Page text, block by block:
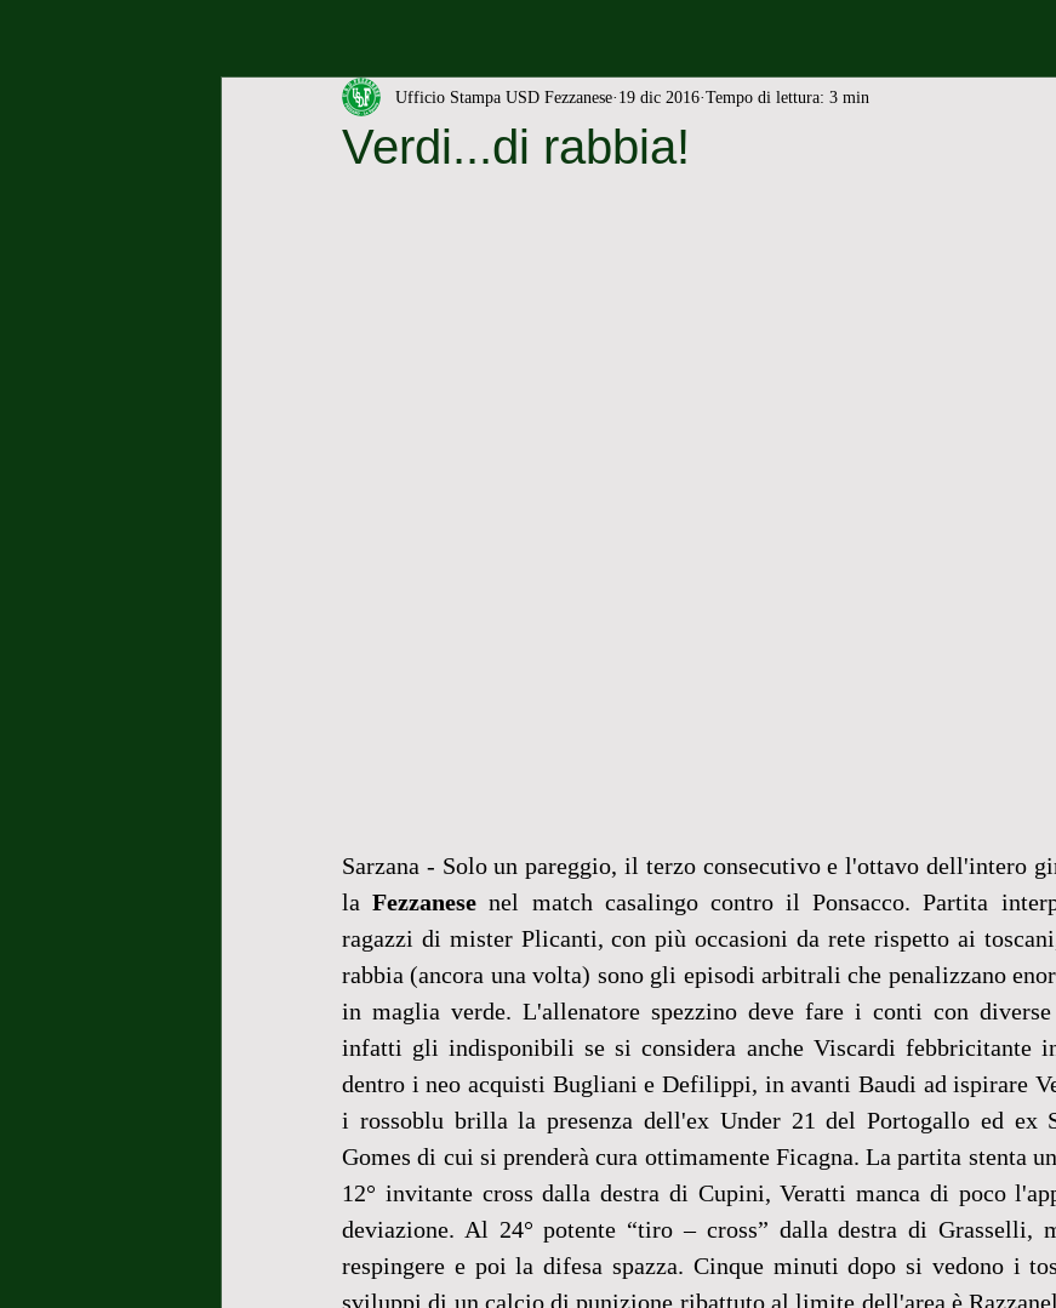
Verdi...di rabbia!
Ufficio Stampa USD Fezzanese 19 dic 2016 Tempo di lettura: 3 min
Sarzana - Solo un pareggio, il terzo consecutivo e l'ottavo dell'intero
la Fezzanese nel match casalingo contro il Ponsacco. Partita
ragazzi di mister Plicanti, con più occasioni da rete rispetto ai
rabbia (ancora una volta) sono gli episodi arbitrali che penalizzano
in maglia verde. L'allenatore spezzino deve fare i conti con diverse
infatti gli indisponibili se si considera anche Viscardi febbricitante
dentro i neo acquisti Bugliani e Defilippi, in avanti Baudi ad ispirare
i rossoblu brilla la presenza dell'ex Under 21 del Portogallo ed ex
Gomes di cui si prenderà cura ottimamente Ficagna. La partita stenta
12° invitante cross dalla destra di Cupini, Veratti manca di poco
deviazione. Al 24° potente “tiro – cross” dalla destra di Grasselli,
respingere e poi la difesa spazza. Cinque minuti dopo si vedono i
sviluppi di un calcio di punizione ribattuto al limite dell'area è